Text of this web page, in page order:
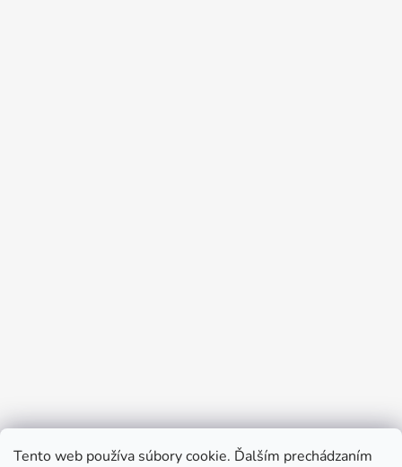
Tento web používa súbory cookie. Ďalším prechádzaním